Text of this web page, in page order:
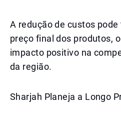
A redução de custos
preço final dos produtos,
impacto positivo na
da região.
Sharjah Planeja a Longo